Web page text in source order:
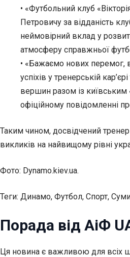
• «Футбольний клуб
Петровичу за відданість
неймовірний вклад у
атмосферу справжньої
• «Бажаємо нових перемог,
успіхів у тренерській
вершин разом із
офіційному повідомленні
Таким чином, досвідчений
викликів на найвищому рівні
Фото: Dynamo.kiev.ua.
Теги: Динамо, Футбол, Спорт,
Порада від АіФ
Ця новина є важливою для всіх